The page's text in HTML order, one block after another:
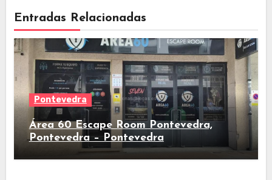
Entradas Relacionadas
Pontevedra
Área 60 Escape Room Pontevedra,
Pontevedra – Pontevedra